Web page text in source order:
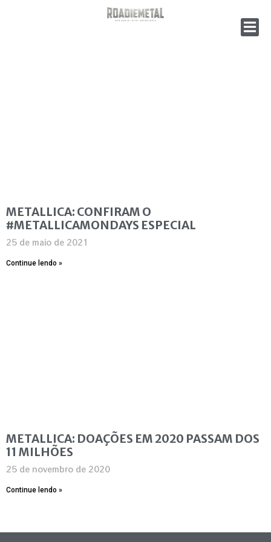
METALLICA: CONFIRAM O
#METALLICAMONDAYS ESPECIAL
25 de maio de 2021
Continue lendo »
METALLICA: DOAÇÕES EM 2020 PASSAM DOS
11 MILHÕES
25 de novembro de 2020
Continue lendo »